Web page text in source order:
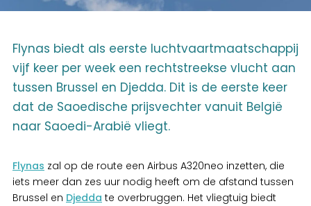
Flynas biedt als eerste luchtvaartmaatschappij
vijf keer per week een rechtstreekse vlucht aan
tussen Brussel en Djedda. Dit is de eerste keer
dat de Saoedische prijsvechter vanuit België
naar Saoedi-Arabië vliegt.
Flynas zal op de route een Airbus A320neo inzetten, die
iets meer dan zes uur nodig heeft om de afstand tussen
Brussel en Djedda te overbruggen. Het vliegtuig biedt